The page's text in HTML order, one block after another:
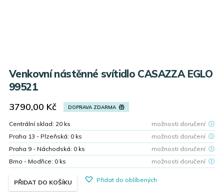
Venkovní nástěnné svítidlo CASAZZA EGLO
99521
3790,00 Kč DOPRAVA ZDARMA
Centrální sklad: 20 ks
možnosti doručení
Praha 13 - Plzeňská: 0 ks
možnosti doručení
Praha 9 - Náchodská: 0 ks
možnosti doručení
Brno - Modřice: 0 ks možnosti doručení
PŘIDAT DO KOŠÍKU Přidat do oblíbených